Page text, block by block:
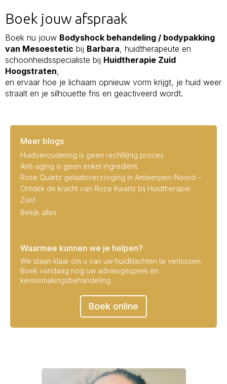
Boek jouw afspraak
Boek nu jouw Bodyshock behandeling / bodypakking
van Mesoestetic bij Barbara , huidtherapeute en
schoonheidsspecialiste bij Huidtherapie Zuid
Hoogstraten
en ervaar hoe je lichaam opnieuw vorm krijgt, je huid weer
straalt en je silhouette fris en geactiveerd wordt.
Meer blogs
Huidveroudering is geen rechtlijnig proces
Anti-aging is geen enkel ingrediënt.
Rose Quartz gelaatsverzorging in Antwerpen-Noord –
Ontdek de kracht van Roze Kwarts bij Huidtherapie
Zuid
Bekijk alles
Waarmee kunnen we je helpen?
We staan klaar om u van uw huidklachten te verlossen.
Boek vandaag nog uw adviesgesprek en
kennismakingsbehandeling.
Boek online